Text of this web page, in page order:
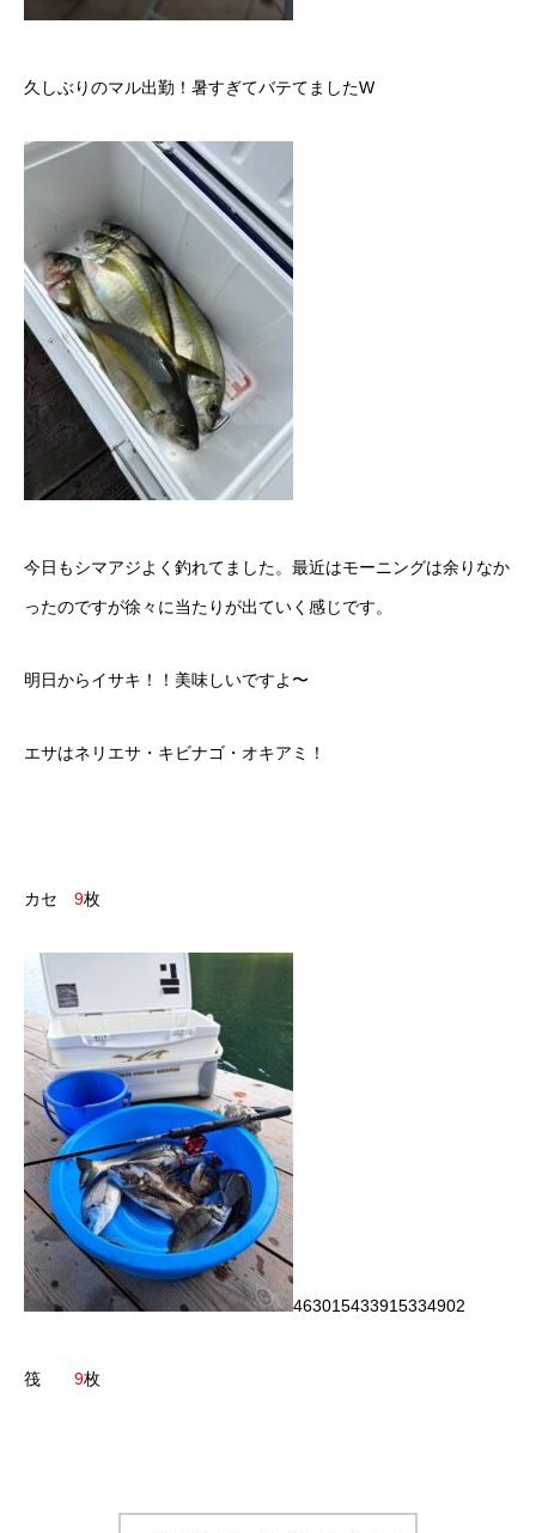
久しぶりのマル出勤！暑すぎてバテてましたW
今日もシマアジよく釣れてました。最近はモーニングは余りなか
ったのですが徐々に当たりが出ていく感じです。
明日からイサキ！！美味しいですよ〜
エサはネリエサ・キビナゴ・オキアミ！
カセ 9枚
463015433915334902
筏 9枚